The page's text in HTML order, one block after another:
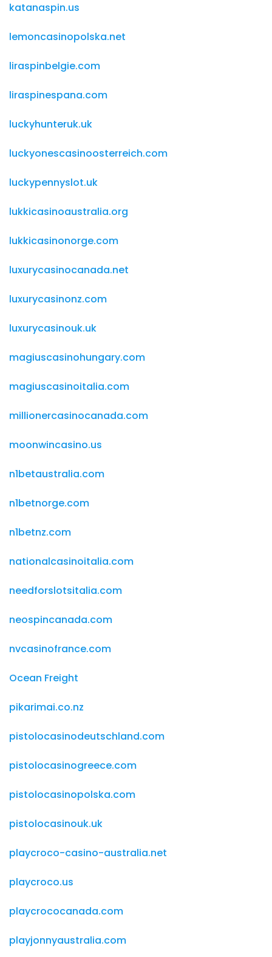
katanaspin.us
lemoncasinopolska.net
liraspinbelgie.com
liraspinespana.com
luckyhunteruk.uk
luckyonescasinoosterreich.com
luckypennyslot.uk
lukkicasinoaustralia.org
lukkicasinonorge.com
luxurycasinocanada.net
luxurycasinonz.com
luxurycasinouk.uk
magiuscasinohungary.com
magiuscasinoitalia.com
millionercasinocanada.com
moonwincasino.us
n1betaustralia.com
n1betnorge.com
n1betnz.com
nationalcasinoitalia.com
needforslotsitalia.com
neospincanada.com
nvcasinofrance.com
Ocean Freight
pikarimai.co.nz
pistolocasinodeutschland.com
pistolocasinogreece.com
pistolocasinopolska.com
pistolocasinouk.uk
playcroco-casino-australia.net
playcroco.us
playcrococanada.com
playjonnyaustralia.com